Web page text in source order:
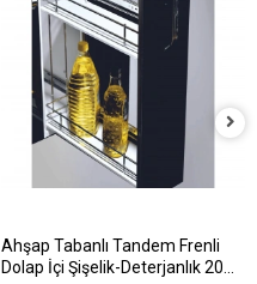
Ahşap Tabanlı Tandem Frenli
Dolap İçi Şişelik-Deterjanlık 20